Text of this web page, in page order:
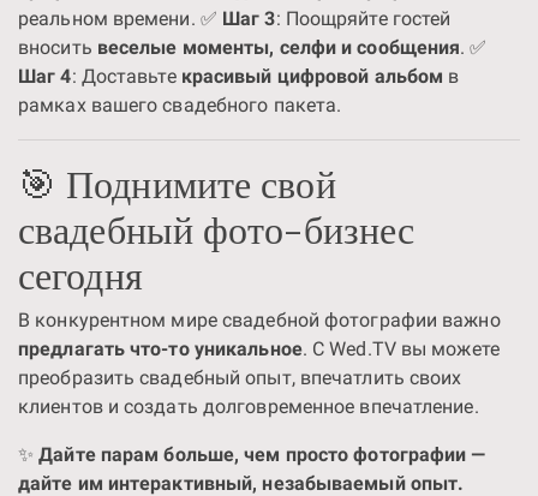
реальном времени. ✅ Шаг 3: Поощряйте гостей
вносить веселые моменты, селфи и сообщения. ✅
Шаг 4: Доставьте красивый цифровой альбом в
рамках вашего свадебного пакета.
🎯 Поднимите свой
свадебный фото-бизнес
сегодня
В конкурентном мире свадебной фотографии важно
предлагать что-то уникальное. С Wed.TV вы можете
преобразить свадебный опыт, впечатлить своих
клиентов и создать долговременное впечатление.
✨Дайте парам больше, чем просто фотографии —
дайте им интерактивный, незабываемый опыт.